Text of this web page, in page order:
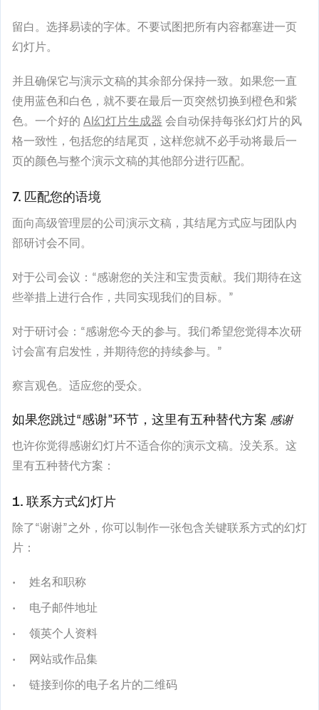
留白。选择易读的字体。不要试图把所有内容都塞进一页
幻灯片。
并且确保它与演示文稿的其余部分保持一致。如果您一直
使用蓝色和白色，就不要在最后一页突然切换到橙色和紫
色。一个好的 AI幻灯片生成器 会自动保持每张幻灯片的风
格一致性，包括您的结尾页，这样您就不必手动将最后一
页的颜色与整个演示文稿的其他部分进行匹配。
7. 匹配您的语境
面向高级管理层的公司演示文稿，其结尾方式应与团队内
部研讨会不同。
对于公司会议：“感谢您的关注和宝贵贡献。我们期待在这
些举措上进行合作，共同实现我们的目标。”
对于研讨会：“感谢您今天的参与。我们希望您觉得本次研
讨会富有启发性，并期待您的持续参与。”
察言观色。适应您的受众。
如果您跳过“感谢”环节，这里有五种替代方案 感谢
也许你觉得感谢幻灯片不适合你的演示文稿。没关系。这
里有五种替代方案：
1. 联系方式幻灯片
除了“谢谢”之外，你可以制作一张包含关键联系方式的幻灯
片：
姓名和职称
电子邮件地址
领英个人资料
网站或作品集
链接到你的电子名片的二维码